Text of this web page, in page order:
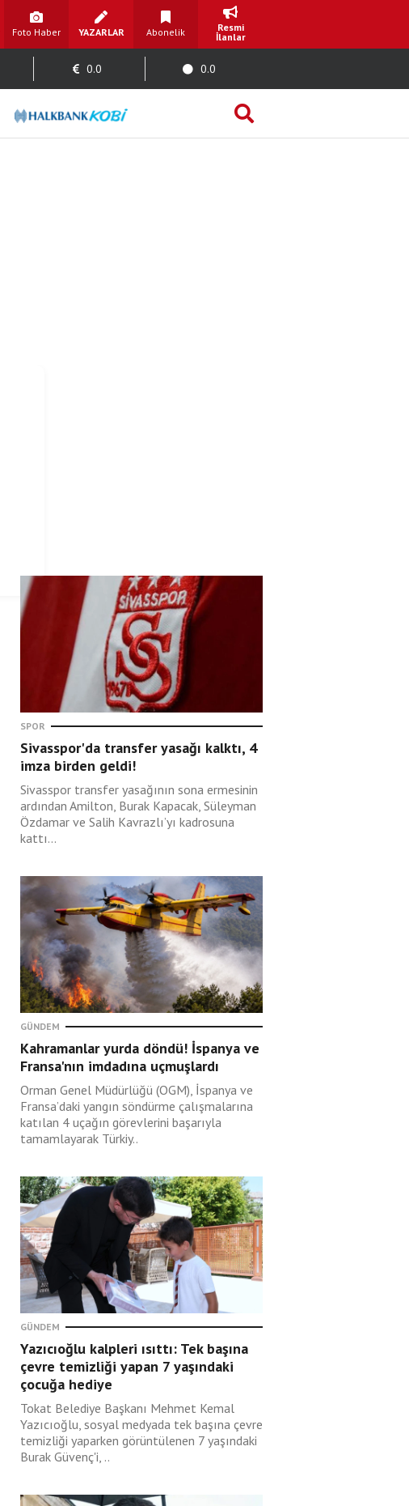
Foto Haber YAZARLAR Abonelik
Resmi
İlanlar
0.0 0.0
SPOR
Sivasspor'da transfer yasağı kalktı, 4
imza birden geldi!
Sivasspor transfer yasağının sona ermesinin
ardından Amilton, Burak Kapacak, Süleyman
Özdamar ve Salih Kavrazlı’yı kadrosuna
kattı...
GÜNDEM
Kahramanlar yurda döndü! İspanya ve
Fransa'nın imdadına uçmuşlardı
Orman Genel Müdürlüğü (OGM), İspanya ve
Fransa’daki yangın söndürme çalışmalarına
katılan 4 uçağın görevlerini başarıyla
tamamlayarak Türkiy..
GÜNDEM
Yazıcıoğlu kalpleri ısıttı: Tek başına
çevre temizliği yapan 7 yaşındaki
çocuğa hediye
Tokat Belediye Başkanı Mehmet Kemal
Yazıcıoğlu, sosyal medyada tek başına çevre
temizliği yaparken görüntülenen 7 yaşındaki
Burak Güvenç'i, ..